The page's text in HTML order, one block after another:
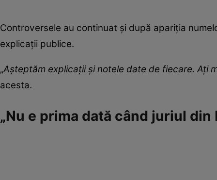
Controversele au continuat și după apariția
explicații publice.
„Așteptăm explicații și notele date de fiecare. Ați
acesta.
„Nu e prima dată când juriul